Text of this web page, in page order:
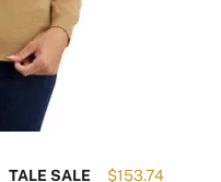
$153.74
TALE SALE